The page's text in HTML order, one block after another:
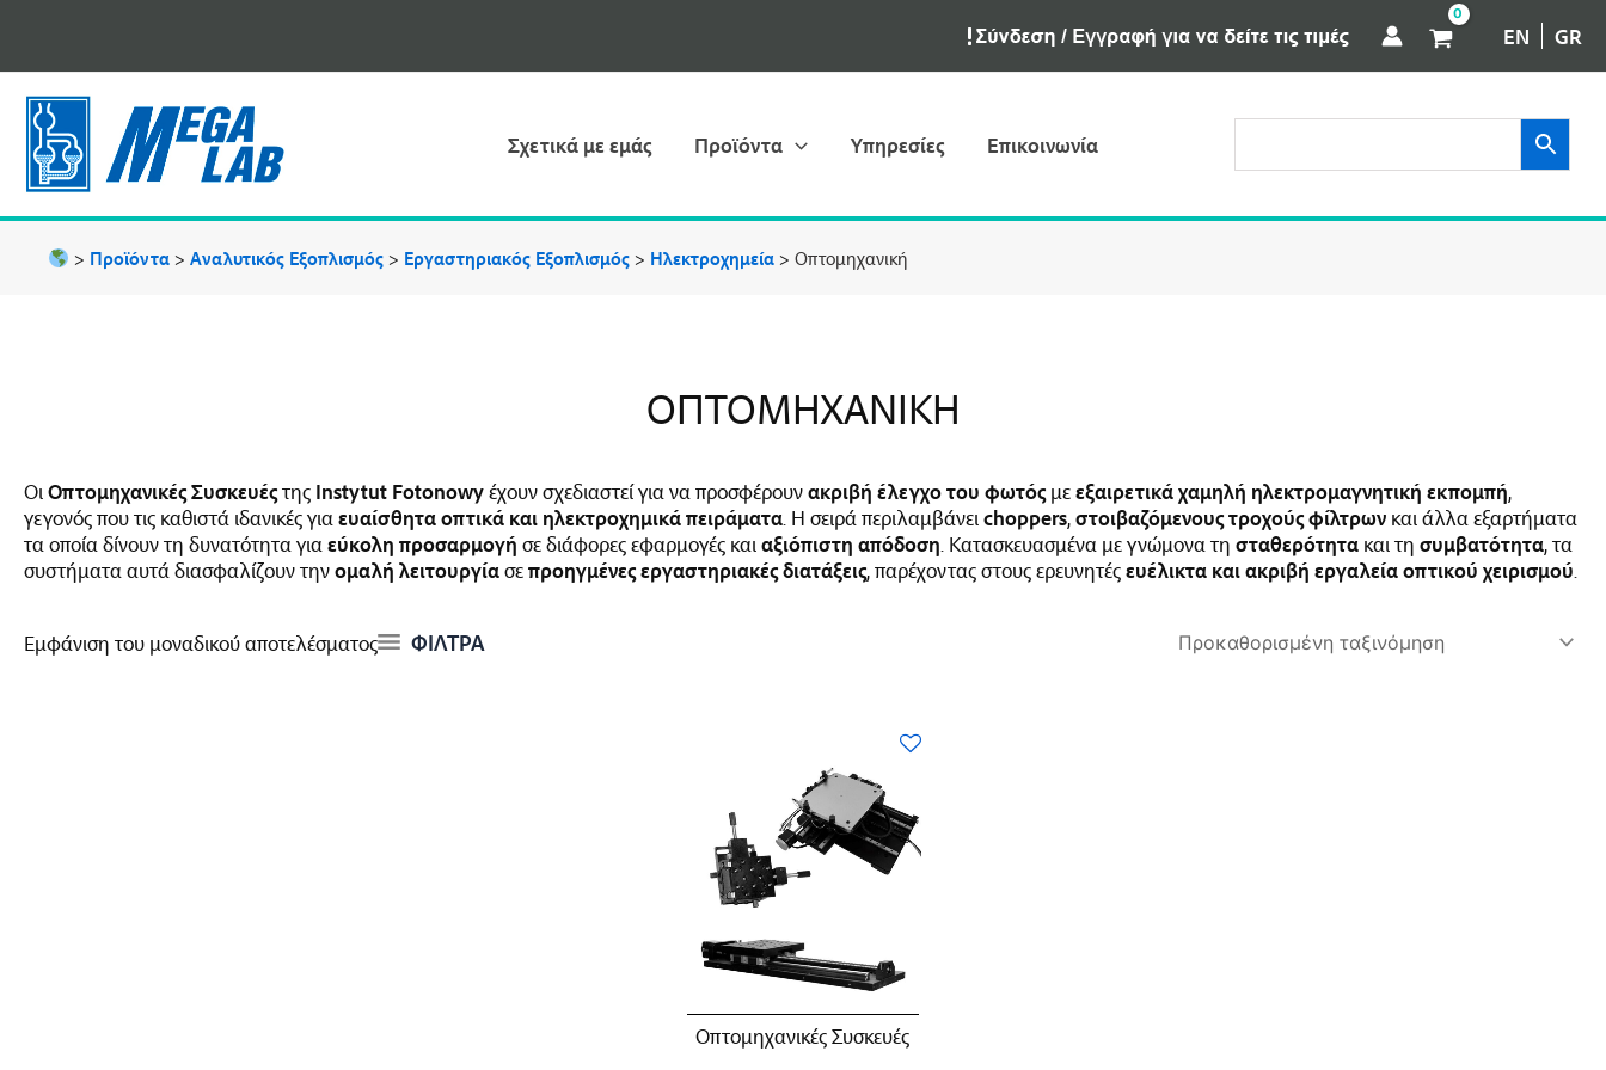
EN GR
Σχετικά με εμάς Προϊόντα Υπηρεσίες Επικοινωνία
> Προϊόντα >Αναλυτικός Εξοπλισμός > Εργαστηριακός Εξοπλισμός > Ηλεκτροχημεία >Οπτομηχανική
ΟΠΤΟΜΗΧΑΝΙΚΉ
Οι Οπτομηχανικές Συσκευέςτης Instytut Fotonowyέχουν σχεδιαστεί για να προσφέρουνακριβή έλεγχο του φωτός μεεξαιρετικά χαμηλή ηλεκτρομαγνητική εκπομπή,
γεγονός που τις καθιστά ιδανικές για ευαίσθητα οπτικά και ηλεκτροχημικά πειράματα . Η σειρά περιλαμβάνει choppers,στοιβαζόμενους τροχούς φίλτρων και άλλα εξαρτήματα
τα οποία δίνουν τη δυνατότητα για εύκολη προσαρμογή σε διάφορες εφαρμογές και αξιόπιστη απόδοση . Κατασκευασμένα με γνώμονα τη σταθερότητα και τη συμβατότητα, τα
συστήματα αυτά διασφαλίζουν τηνομαλή λειτουργίασεπροηγμένες εργαστηριακές διατάξεις, παρέχοντας στους ερευνητέςευέλικτα και ακριβή εργαλεία οπτικού χειρισμού
Εμφάνιση του μοναδικού αποτελέσματος ΦΙΛΤΡΑ
Οπτομηχανικές Συσκευές